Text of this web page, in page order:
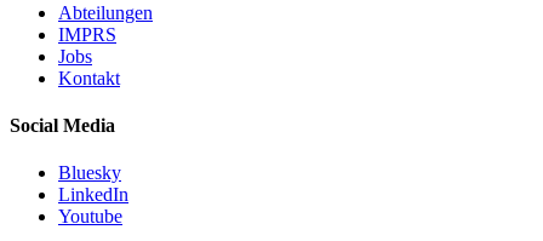
Abteilungen
IMPRS
Jobs
Kontakt
Social Media
Bluesky
LinkedIn
Youtube